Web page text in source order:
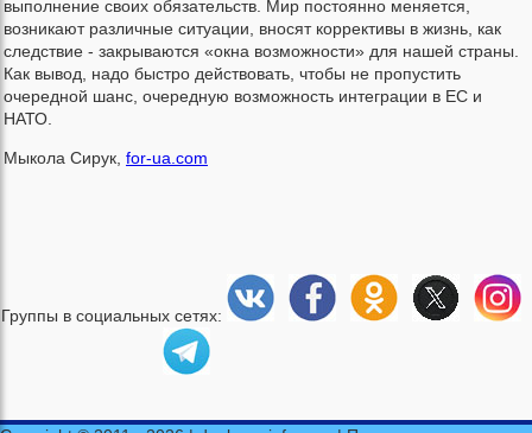
выполнение своих обязательств. Мир постоянно меняется,
возникают различные ситуации, вносят коррективы в жизнь, как
следствие - закрываются «окна возможности» для нашей страны.
Как вывод, надо быстро действовать, чтобы не пропустить
очередной шанс, очередную возможность интеграции в ЕС и
НАТО.
Мыкола Сирук, for-ua.com
Группы в социальных сетях: